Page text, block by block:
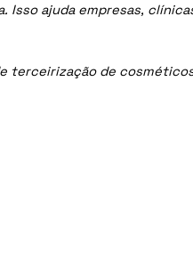
Isso ajuda empresas,
terceirização de